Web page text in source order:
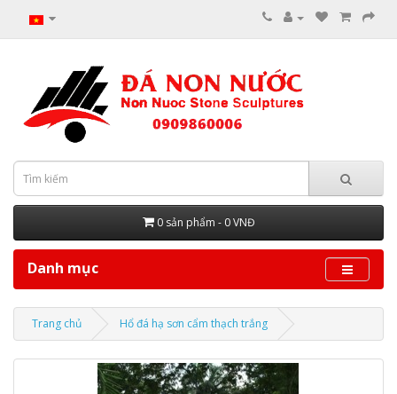
0 sản phẩm - 0 VNĐ
Danh mục
Trang chủ Hổ đá hạ sơn cẩm thạch trắng